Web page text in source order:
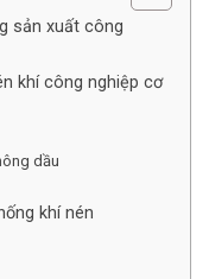
sản xuất công
khí công nghiệp cơ
dầu
khí nén